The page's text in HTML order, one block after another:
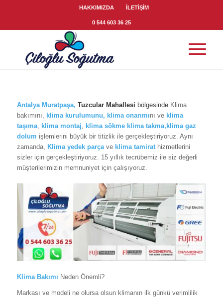
HAKKIMIZDA İLETİŞİM
0 544 603 36 25
Antalya Muratpaşa, Tuzcular Mahallesi bölgesindeKlima
bakımını, klima kurulumunu, klima onarımını ve klima
taşıma, klima montaj, klima sökme klima takma,klima gaz
dolum işlemlerini büyük bir titizlik ile gerçekleştiriyoruz. Aynı
zamanda, Klima yedek parçave klima tamirathizmetlerini
sizler için gerçekleştiriyoruz. 15 yıllık tecrübemiz ile siz değerli
müşterilerimizin memnuniyet için çalışıyoruz.
Klima Bakımı Neden Önemli?
Markası ve modeli ne olursa olsun klimanın ilk günkü verimlilik